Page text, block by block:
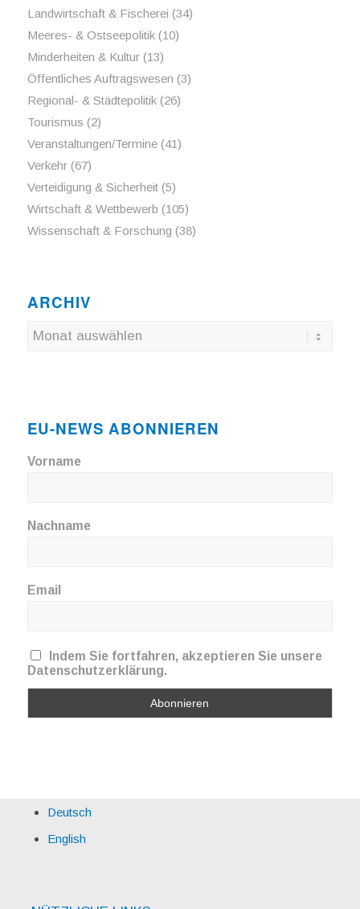
Landwirtschaft & Fischerei (34)
Meeres- & Ostseepolitik(10)
Minderheiten & Kultur(13)
Öffentliches Auftragswesen (3)
Regional- & Städtepolitik(26)
Tourismus (2)
Veranstaltungen/Termine(41)
Verkehr(67)
Verteidigung & Sicherheit(5)
Wirtschaft & Wettbewerb (105)
Wissenschaft & Forschung (38)
ARCHIV
EU-NEWS ABONNIEREN
Vorname
Nachname
Email
Indem Sie fortfahren, akzeptieren Sie unsere
Datenschutzerklärung.
Deutsch
English